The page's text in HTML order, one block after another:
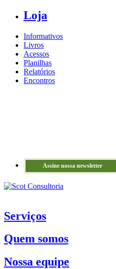
Loja
Informativos
Livros
Acessos
Planilhas
Relatórios
Encontros
Assine nossa newsletter
Serviços
Quem somos
Nossa equipe